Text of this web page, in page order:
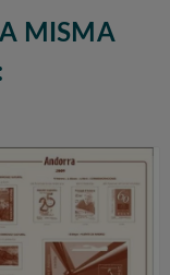
MISMA